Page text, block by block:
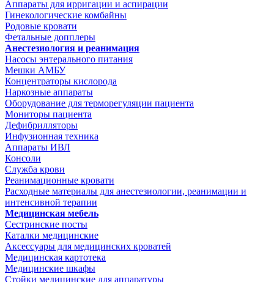
Аппараты для ирригации и аспирации
Гинекологические комбайны
Родовые кровати
Фетальные допплеры
Анестезиология и реанимация
Насосы энтерального питания
Мешки АМБУ
Концентраторы кислорода
Наркозные аппараты
Оборудование для терморегуляции пациента
Мониторы пациента
Дефибрилляторы
Инфузионная техника
Аппараты ИВЛ
Консоли
Служба крови
Реанимационные кровати
Расходные материалы для анестезиологии, реанимации и
интенсивной терапии
Медицинская мебель
Сестринские посты
Каталки медицинские
Аксессуары для медицинских кроватей
Медицинская картотека
Медицинские шкафы
Стойки медицинские для аппаратуры